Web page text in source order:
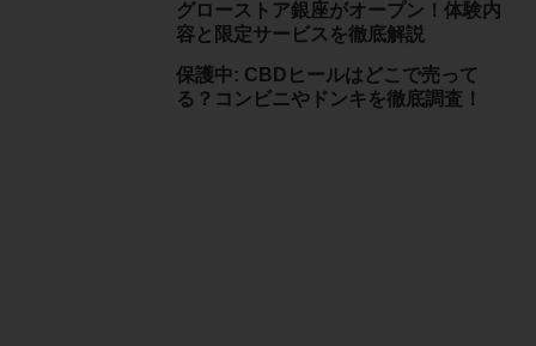
グローストア銀座がオープン！体験内
容と限定サービスを徹底解説
保護中: CBDヒールはどこで売って
る？コンビニやドンキを徹底調査！